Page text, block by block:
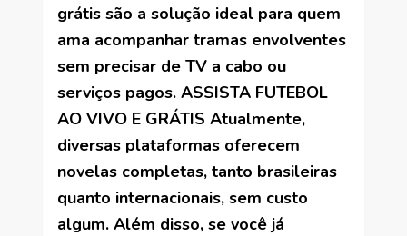
grátis são a solução ideal para quem
ama acompanhar tramas envolventes
sem precisar de TV a cabo ou
serviços pagos. ASSISTA FUTEBOL
AO VIVO E GRÁTIS Atualmente,
diversas plataformas oferecem
novelas completas, tanto brasileiras
quanto internacionais, sem custo
algum. Além disso, se você já